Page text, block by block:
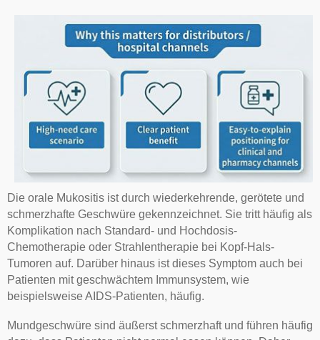
Die orale Mukositis ist durch wiederkehrende, gerötete und
schmerzhafte Geschwüre gekennzeichnet. Sie tritt häufig als
Komplikation nach Standard- und Hochdosis-
Chemotherapie oder Strahlentherapie bei Kopf-Hals-
Tumoren auf. Darüber hinaus ist dieses Symptom auch bei
Patienten mit geschwächtem Immunsystem, wie
beispielsweise AIDS-Patienten, häufig.
Mundgeschwüre sind äußerst schmerzhaft und führen häufig